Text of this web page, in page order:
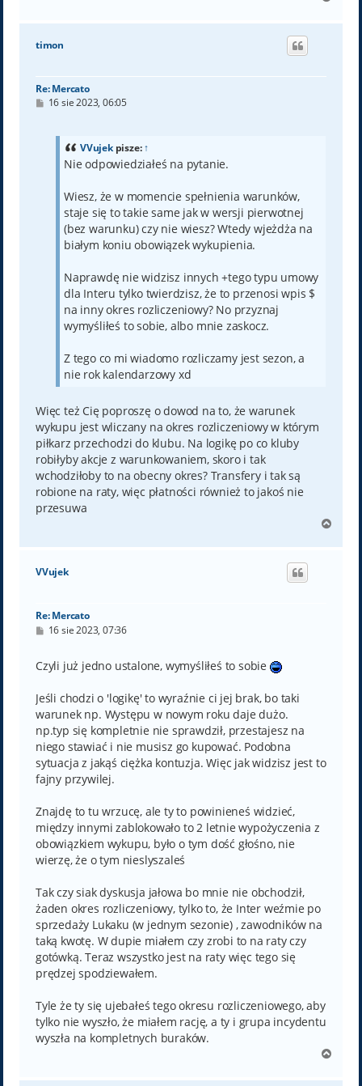
g
timon
Re: Mercato
P16 sie 2023, 06:05
VVujekpisze:↑
Nie odpowiedziałeś na pytanie.
Wiesz, że w momencie spełnienia warunków,
staje się to takie same jak w wersji pierwotnej
(bez warunku) czy nie wiesz? Wtedy wjeżdża na
białym koniu obowiązek wykupienia.
Naprawdę nie widzisz innych +tego typu umowy
dla Interu tylko twierdzisz, że to przenosi wpis $
na inny okres rozliczeniowy? No przyznaj
wymyśliłeś to sobie, albo mnie zaskocz.
Z tego co mi wiadomo rozliczamy jest sezon, a
nie rok kalendarzowy xd
Więc też Cię poproszę o dowod na to, że warunek
wykupu jest wliczany na okres rozliczeniowy w którym
piłkarz przechodzi do klubu. Na logikę po co kluby
robiłyby akcje z warunkowaniem, skoro i tak
wchodziłoby to na obecny okres? Transfery i tak są
robione na raty, więc płatności również to jakoś nie
przesuwa
g
VVujek
Re: Mercato
P
t
16 sie 2023, 07:36
Czyli już jedno ustalone, wymyśliłeś to sobie
Jeśli chodzi o 'logikę' to wyraźnie ci jej brak, bo taki
warunek np. Występu w nowym roku daje dużo.
np.typ się kompletnie nie sprawdził, przestajesz na
niego stawiać i nie musisz go kupować. Podobna
sytuacja z jakąś ciężka kontuzja. Więc jak widzisz jest to
fajny przywilej.
Znajdę to tu wrzucę, ale ty to powinieneś widzieć,
między innymi zablokowało to 2 letnie wypożyczenia z
obowiązkiem wykupu, było o tym dość głośno, nie
wierzę, że o tym nieslyszaleś
Tak czy siak dyskusja jałowa bo mnie nie obchodził,
żaden okres rozliczeniowy, tylko to, że Inter weźmie po
sprzedaży Lukaku (w jednym sezonie) , zawodników na
taką kwotę. W dupie miałem czy zrobi to na raty czy
gotówką. Teraz wszystko jest na raty więc tego się
prędzej spodziewałem.
Tyle że ty się ujebałeś tego okresu rozliczeniowego, aby
tylko nie wyszło, że miałem rację, a ty i grupa incydentu
wyszła na kompletnych buraków.
g